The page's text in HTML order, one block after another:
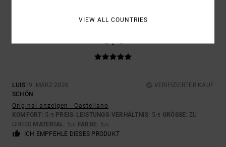
5/5
LUIS19. MÄRZ 2026
VERIFIZIERTER KAUF
SCHÖN
Original anzeigen - Castellano
KOMFORT: 5/5 PREIS-LEISTUNGS-VERHÄLTNIS: 5/5 GRÖSSE : ZU
GROSS MATERIAL: 5/5 FARBE: 5/5
ICH EMPFEHLE DIESES PRODUKT
VIEW ALL COUNTRIES